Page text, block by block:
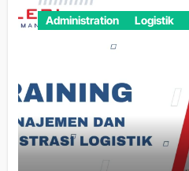
Administration Logistik